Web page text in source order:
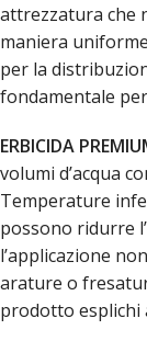
attrezzatura che
maniera
per la
fondamentale
ERBICIDA
volumi d’acqua
Temperature
possono ridurre
l’applicazione
arature o
prodotto esplichi